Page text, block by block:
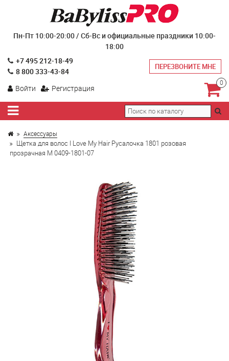
Пн-Пт 10:00-20:00 / Сб-Вс и официальные праздники 10:00-
18:00
+7 495 212-18-49
8 800 333-43-84
ПЕРЕЗВОНИТЕ МНЕ
Войти Регистрация
0
Аксессуары
Щетка для волос I Love My Hair Русалочка 1801 розовая
прозрачная M 0409-1801-07